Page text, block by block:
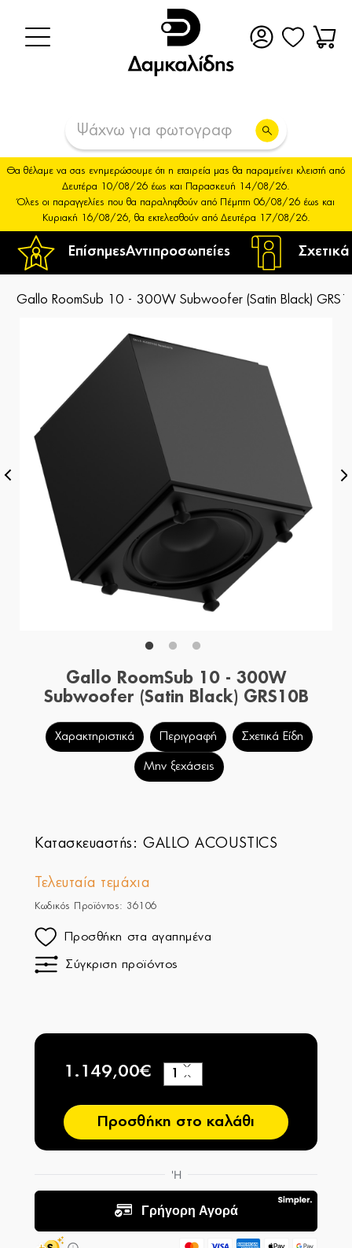
ΕπίσημεςΑντιπροσωπείες
Θα θέλαμε να σας ενημερώσουμε ότι η εταιρεία μας θα παραμείνει κλειστή από
Δευτέρα 10/08/26 έως και Παρασκευή 14/08/26.
Όλες οι παραγγελίες που θα παραληφθούν από Πέμπτη 06/08/26 έως και
Κυριακή 16/08/26, θα εκτελεσθούν από Δευτέρα 17/08/26.
Gallo RoomSub 10 - 300W Subwoofer (Satin Black)
Gallo RoomSub 10 - 300W
Subwoofer (Satin Black) GRS10B
Χαρακτηριστικά Περιγραφή Σχετικά Είδη
Μην ξεχάσεις
Κατασκευαστής:GALLO ACOUSTICS
Τελευταία τεμάχια
Κωδικός Προϊόντος: 36106
Προσθήκη στα αγαπημένα
Σύγκριση προϊόντος
1.149,00€
−
+
Προσθήκη στο καλάθι